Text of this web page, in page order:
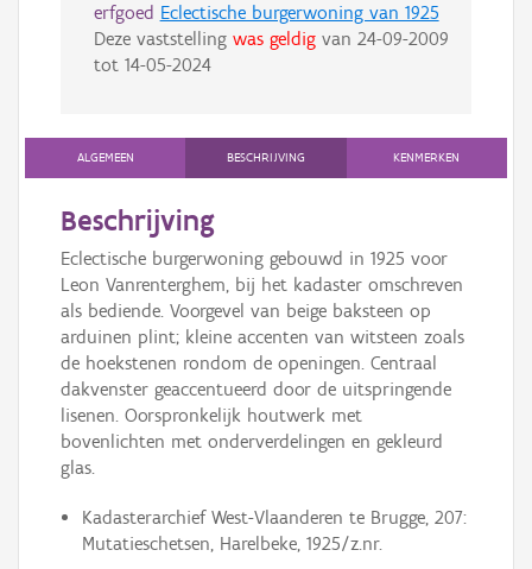
erfgoed Eclectische burgerwoning van 1925
Deze vaststelling was geldigvan 24-09-2009
tot 14-05-2024
ALGEMEEN BESCHRIJVING KENMERKEN
Beschrijving
Eclectische burgerwoning gebouwd in 1925 voor
Leon Vanrenterghem, bij het kadaster omschreven
als bediende. Voorgevel van beige baksteen op
arduinen plint; kleine accenten van witsteen zoals
de hoekstenen rondom de openingen. Centraal
dakvenster geaccentueerd door de uitspringende
lisenen. Oorspronkelijk houtwerk met
bovenlichten met onderverdelingen en gekleurd
glas.
Kadasterarchief West-Vlaanderen te Brugge, 207:
Mutatieschetsen, Harelbeke, 1925/z.nr.